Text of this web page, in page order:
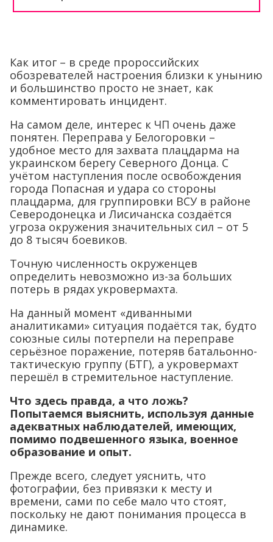
Как итог – в среде пророссийских
обозревателей настроения близки к унынию
и большинство просто не знает, как
комментировать инцидент.
На самом деле, интерес к ЧП очень даже
понятен. Переправа у Белогоровки –
удобное место для захвата плацдарма на
украинском берегу Северного Донца. С
учётом наступления после освобождения
города Попасная и удара со стороны
плацдарма, для группировки ВСУ в районе
Северодонецка и Лисичанска создаётся
угроза окружения значительных сил – от 5
до 8 тысяч боевиков.
Точную численность окруженцев
определить невозможно из-за больших
потерь в рядах укровермахта.
На данный момент «диванными
аналитиками» ситуация подаётся так, будто
союзные силы потерпели на переправе
серьёзное поражение, потеряв батальонно-
тактическую группу (БТГ), а укровермахт
перешёл в стремительное наступление.
Что здесь правда, а что ложь?
Попытаемся выяснить, используя данные
адекватных наблюдателей, имеющих,
помимо подвешенного языка, военное
образование и опыт.
Прежде всего, следует уяснить, что
фотографии, без привязки к месту и
времени, сами по себе мало что стоят,
поскольку не дают понимания процесса в
динамике.